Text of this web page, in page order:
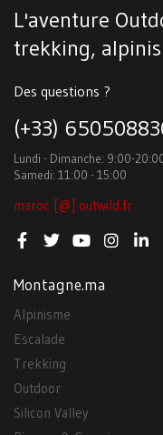
L'aventure
trekking,
Des questions ?
(+33)
Lundi - Dimanche: 9:00-
Samedi: 11:00 - 15:00
maroc [@] outwild.fr
Montagne.ma
Alpinisme
Escalade
Trekking
Outdoor
Silicon Valley